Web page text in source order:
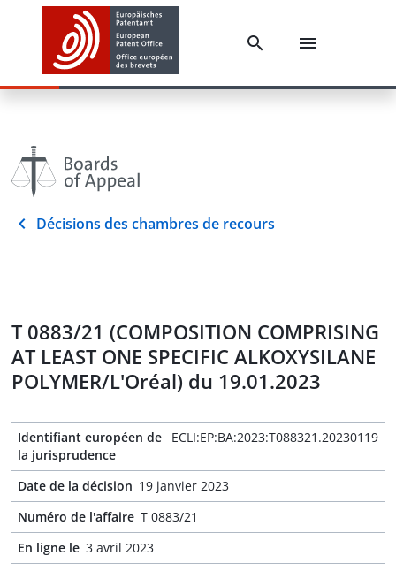
Décisions des chambres de recours
T 0883/21 (COMPOSITION COMPRISING
AT LEAST ONE SPECIFIC ALKOXYSILANE
POLYMER/L'Oréal) du 19.01.2023
Identifiant européen de
la jurisprudence
ECLI:EP:BA:2023:T088321.20230119
Date de la décision 19 janvier 2023
Numéro de l'affaire T 0883/21
En ligne le 3 avril 2023